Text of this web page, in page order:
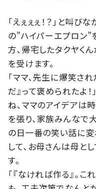
「えぇぇぇ！？」と叫び
の”ハイパーエプロン”
方、帰宅したタクヤく
を受けます。
「ママ、先生に爆笑さ
だ』って褒められたよ
ね、ママのアイデアは
を張り、家族みんなで
の日一番の笑い話に変
して、お母さんは母と
す。
「『なければ作る』。